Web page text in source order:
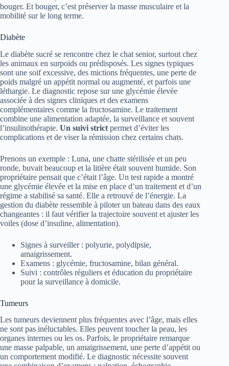
bouger. Et bouger, c’est préserver la masse musculaire et la
mobilité sur le long terme.
Diabète
Le diabète sucré se rencontre chez le chat senior, surtout chez
les animaux en surpoids ou prédisposés. Les signes typiques
sont une soif excessive, des mictions fréquentes, une perte de
poids malgré un appétit normal ou augmenté, et parfois une
léthargie. Le diagnostic repose sur une glycémie élevée
associée à des signes cliniques et des examens
complémentaires comme la fructosamine. Le traitement
combine une alimentation adaptée, la surveillance et souvent
l’insulinothérapie. Un suivi strict permet d’éviter les
complications et de viser la rémission chez certains chats.
Prenons un exemple : Luna, une chatte stérilisée et un peu
ronde, buvait beaucoup et la litière était souvent humide. Son
propriétaire pensait que c’était l’âge. Un test rapide a montré
une glycémie élevée et la mise en place d’un traitement et d’un
régime a stabilisé sa santé. Elle a retrouvé de l’énergie. La
gestion du diabète ressemble à piloter un bateau dans des eaux
changeantes : il faut vérifier la trajectoire souvent et ajuster les
voiles (dose d’insuline, alimentation).
Signes à surveiller : polyurie, polydipsie,
amaigrissement.
Examens : glycémie, fructosamine, bilan général.
Suivi : contrôles réguliers et éducation du propriétaire
pour la surveillance à domicile.
Tumeurs
Les tumeurs deviennent plus fréquentes avec l’âge, mais elles
ne sont pas inéluctables. Elles peuvent toucher la peau, les
organes internes ou les os. Parfois, le propriétaire remarque
une masse palpable, un amaigrissement, une perte d’appétit ou
un comportement modifié. Le diagnostic nécessite souvent